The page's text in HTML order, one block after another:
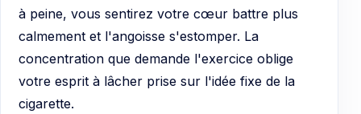
à peine, vous sentirez votre cœur battre plus
calmement et l'angoisse s'estomper. La
concentration que demande l'exercice oblige
votre esprit à lâcher prise sur l'idée fixe de la
cigarette.